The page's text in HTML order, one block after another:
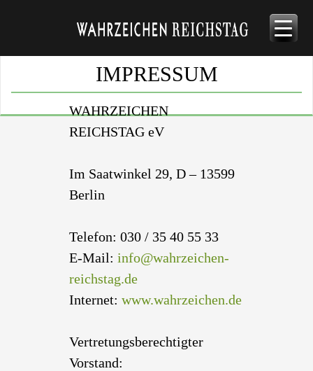
IMPRESSUM
WAHRZEICHEN
REICHSTAG eV
Im Saatwinkel 29, D – 13599
Berlin
Telefon: 030 / 35 40 55 33
E-Mail:info@wahrzeichen-
reichstag.de
Internet:www.wahrzeichen.de
Vertretungsberechtigter
Vorstand: